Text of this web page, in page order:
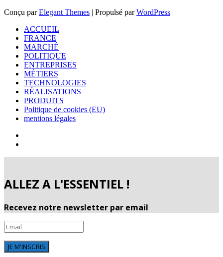
Conçu parElegant Themes | Propulsé parWordPress
ACCUEIL
FRANCE
MARCHÉ
POLITIQUE
ENTREPRISES
MÉTIERS
TECHNOLOGIES
RÉALISATIONS
PRODUITS
Politique de cookies (EU)
mentions légales
ALLEZ A L'ESSENTIEL !
Recevez notre newsletter par email
JE M'INSCRIS